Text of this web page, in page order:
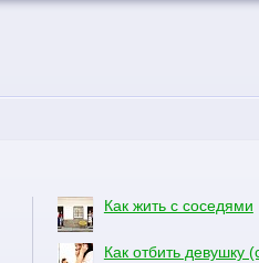
Как жить с соседями
Как отбить девушку